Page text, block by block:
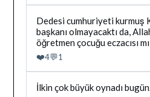
tarafindan
yazilan
gonderiyi
goruntule
Bluesky'da
Dağhan
Irak
tarafindan
yazilan
gonderiyi
goruntule
Dedesi cumhuriyeti kurmuş
başkanı olmayacaktı da,
öğretmen çocuğu eczacısı
❤️4💬1
Bluesky'da
İlkin çok büyük oynadı